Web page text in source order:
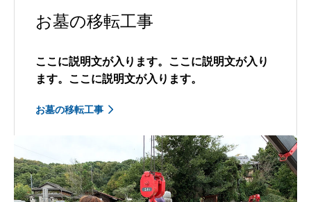
お墓の移転工事
ここに説明文が入ります。ここに説明文が入り
ます。ここに説明文が入ります。
お墓の移転工事